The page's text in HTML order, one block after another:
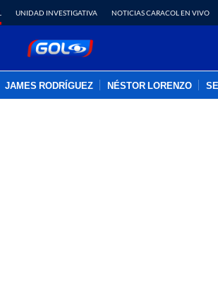
UNIDAD INVESTIGATIVA NOTICIAS CARACOL EN VIVO
JAMES RODRÍGUEZ NÉSTOR LORENZO